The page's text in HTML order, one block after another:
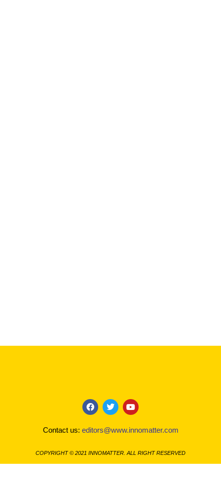
F
c
e
o
o
k
T
i
t
e
r
Y
u
t
b
e
Contact us: editors@www.innomatter.com
COPYRIGHT © 2021 INNOMATTER. ALL RIGHT RESERVED